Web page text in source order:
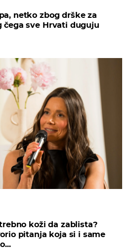
netko zbog drške za
čega sve Hrvati duguju
koži da zablista?
pitanja koja si i same